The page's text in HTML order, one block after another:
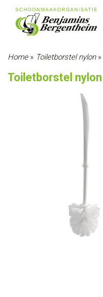
Home» Toiletborstel nylon»
Toiletborstel nylon